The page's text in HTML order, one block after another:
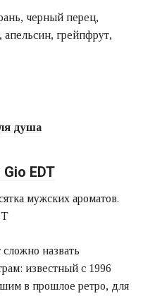
черный перец,
апельсин, грейпфрут,
душа
EDT
назвать
известный с 1996
в прошлое ретро, для